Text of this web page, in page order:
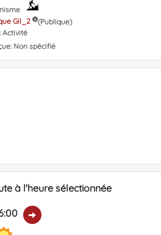
Gil_2
(Publique)
Activité
Non spécifié
à l'heure sélectionnée